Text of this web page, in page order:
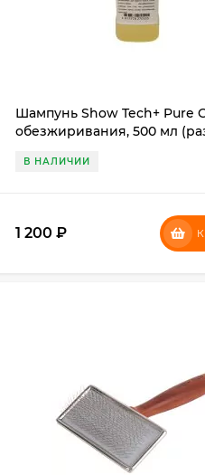
Шампунь Show Tech+ Pure
обезжиривания, 500 мл
В НАЛИЧИИ
1 200 ₽